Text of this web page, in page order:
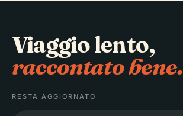
Viaggio lento,
raccontato bene.
RESTA AGGIORNATO